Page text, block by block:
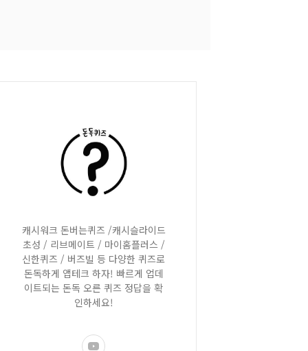
캐시워크 돈버는퀴즈 /캐시슬라이드
초성 / 리브메이트 / 마이홈플러스 /
신한퀴즈 / 버즈빌 등 다양한 퀴즈로
돈독하게 앱테크 하자! 빠르게 업데
이트되는 돈독 오른 퀴즈 정답을 확
인하세요!